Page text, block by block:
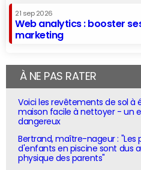
21 sep 2026
Web analytics : booster
marketing
À NE PAS RATER
Voici les revêtements de sol à
maison facile à nettoyer - un
dangereux
Bertrand, maître-nageur : "Les
d'enfants en piscine sont dus
physique des parents"